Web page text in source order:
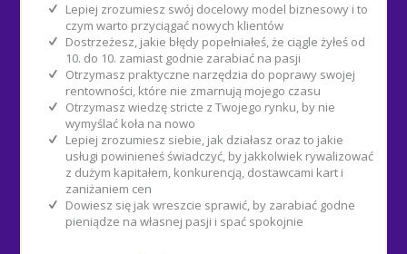
Lepiej zrozumiesz swój docelowy model biznesowy i to
czym warto przyciągać nowych klientów
Dostrzeżesz, jakie błędy popełniałeś, że ciągle żyłeś od
10. do 10. zamiast godnie zarabiać na pasji
Otrzymasz praktyczne narzędzia do poprawy swojej
rentowności, które nie zmarnują mojego czasu
Otrzymasz wiedzę stricte z Twojego rynku, by nie
wymyślać koła na nowo
Lepiej zrozumiesz siebie, jak działasz oraz to jakie
usługi powinieneś świadczyć, by jakkolwiek rywalizować
z dużym kapitałem, konkurencją, dostawcami kart i
zaniżaniem cen
Dowiesz się jak wreszcie sprawić, by zarabiać godne
pieniądze na własnej pasji i spać spokojnie